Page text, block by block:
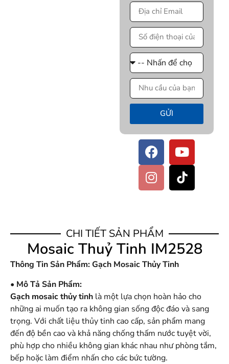
GỬI
CHI TIẾT SẢN PHẨM
Mosaic Thuỷ Tinh IM2528
Thông Tin Sản Phẩm: Gạch Mosaic Thủy Tinh
• Mô Tả Sản Phẩm:
Gạch mosaicthủy tinh là một lựa chọn hoàn hảo cho
những ai muốn tạo ra không gian sống độc đáo và sang
trọng. Với chất liệu thủy tinh cao cấp, sản phẩm mang
đến độ bền cao và khả năng chống thấm nước tuyệt vời,
phù hợp cho nhiều không gian khác nhau như phòng tắm,
bếp hoặc làm điểm nhấn cho các bức tường.